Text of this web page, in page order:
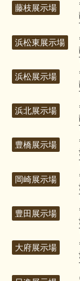
藤枝展示場
浜松東展示場
浜松展示場
浜北展示場
豊橋展示場
岡崎展示場
豊田展示場
大府展示場